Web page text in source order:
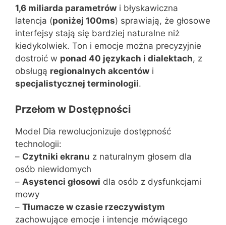
1,6 miliarda parametrów i błyskawiczna
latencja (poniżej 100ms) sprawiają, że głosowe
interfejsy stają się bardziej naturalne niż
kiedykolwiek. Ton i emocje można precyzyjnie
dostroić w ponad 40 językach i dialektach, z
obsługą regionalnych akcentów i
specjalistycznej terminologii.
Przełom w Dostępności
Model Dia rewolucjonizuje dostępność
technologii:
– Czytniki ekranu z naturalnym głosem dla
osób niewidomych
– Asystenci głosowi dla osób z dysfunkcjami
mowy
– Tłumacze w czasie rzeczywistym
zachowujące emocje i intencje mówiącego